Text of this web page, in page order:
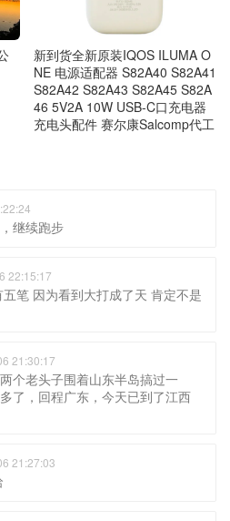
新到货全新原装IQOS ILUMA O
NE 电源适配器 S82A40 S82A41
S82A42 S82A43 S82A45 S82A
46 5V2A 10W USB-C口充电器
充电头配件 赛尔康Salcomp代工
继续跑步
22:15:17
笔 因为看到大打成了天 肯定不是
21:30:17
个老头子围着山东半岛搞过一
了，回程广东，今天已到了江西
21:27:03